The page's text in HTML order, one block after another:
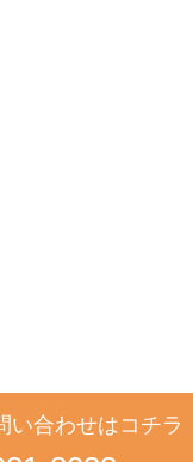
い合わせはコチラ